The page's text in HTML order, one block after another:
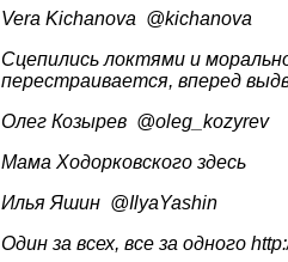
Vera Kichanova ‏ @kichanova
Сцепились локтями и
перестраивается, вперед
Олег Козырев ‏ @oleg_kozyrev
Мама Ходорковского здесь
Илья Яшин ‏ @IlyaYashin
Один за всех, все за одного